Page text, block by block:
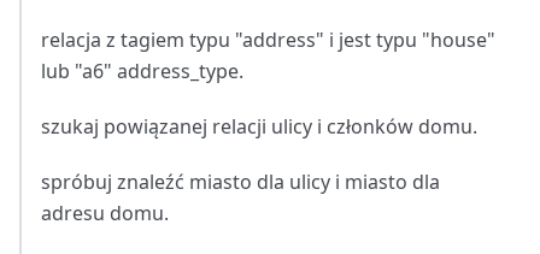
relacja z tagiem typu "address" i jest typu "house"
lub "a6" address_type.
szukaj powiązanej relacji ulicy i członków domu.
spróbuj znaleźć miasto dla ulicy i miasto dla
adresu domu.